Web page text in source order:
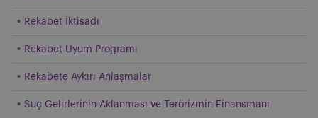
Rekabet İktisadı
Rekabet Uyum Programı
Rekabete Aykırı Anlaşmalar
Suç Gelirlerinin Aklanması ve Terörizmin Finansmanı